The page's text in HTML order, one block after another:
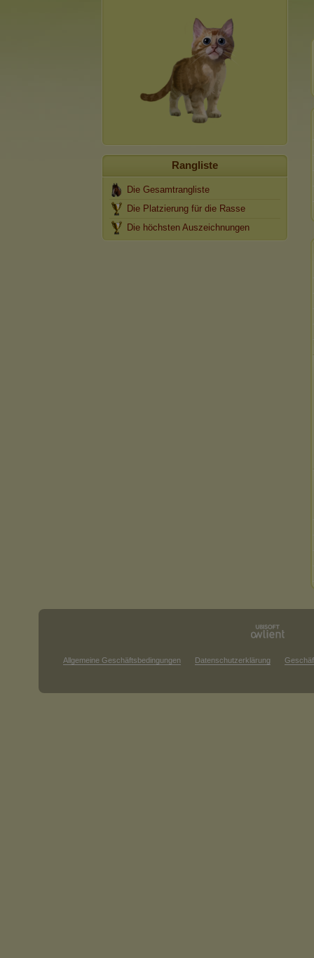
Rangliste
Die Gesamtrangliste
Die Platzierung für die Rasse
Die höchsten Auszeichnungen
Allgemeine Geschäftsbedingungen Datenschutzerklärung